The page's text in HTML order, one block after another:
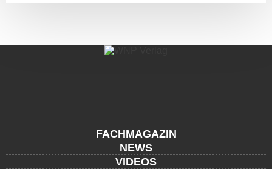
FACHMAGAZIN
NEWS
VIDEOS